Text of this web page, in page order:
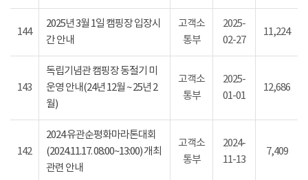
144
2025년 3월 1일 캠핑장 입장시
간 안내
고객소
통부
2025-
02-27
11,224
143
독립기념관 캠핑장 동절기 미
운영 안내(24년 12월 ~ 25년 2
월)
고객소
통부
2025-
01-01
12,686
142
2024 유관순평화마라톤대회
(2024.11.17. 08:00~13:00) 개최
관련 안내
고객소
통부
2024-
11-13
7,409